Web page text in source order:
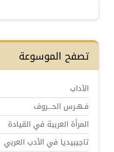
تصفح الموسوعة
الآداب
فـهـرس الحـــروف
المرأة العربية في القيادة
تاجيبيديا في الأدب العربي